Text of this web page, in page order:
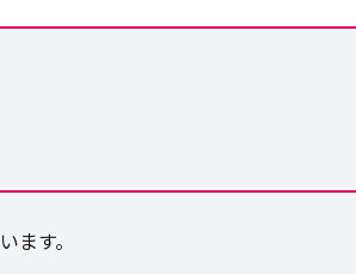
す。